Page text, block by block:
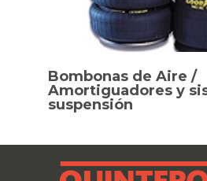
Bombonas de Aire /
Amortiguadores y
suspensión